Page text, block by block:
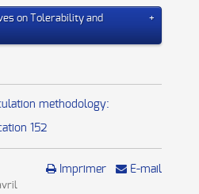
on Tolerability and
methodology:
152
Imprimer E-mail